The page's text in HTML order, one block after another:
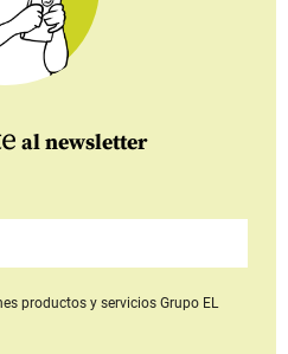
al newsletter
productos y serviciosGrupo EL